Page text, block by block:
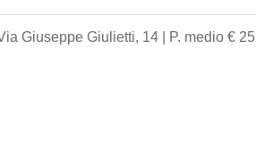
Giuseppe Giulietti, 14 | P. medio € 25 |